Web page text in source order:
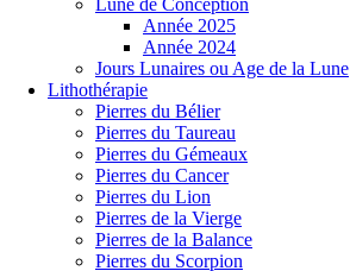
Lune de Conception
Année 2025
Année 2024
Jours Lunaires ou Age de la Lune
Lithothérapie
Pierres du Bélier
Pierres du Taureau
Pierres du Gémeaux
Pierres du Cancer
Pierres du Lion
Pierres de la Vierge
Pierres de la Balance
Pierres du Scorpion